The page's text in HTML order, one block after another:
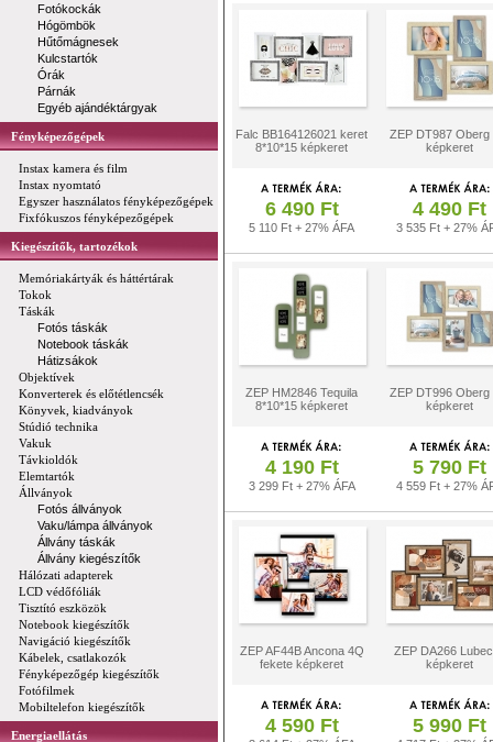
Fotókockák
Hógömbök
Hűtőmágnesek
Kulcstartók
Órák
Párnák
Egyéb ajándéktárgyak
Fényképezőgépek
Instax kamera és film
Instax nyomtató
Egyszer használatos fényképezőgépek
Fixfókuszos fényképezőgépek
Kiegészítők, tartozékok
Memóriakártyák és háttértárak
Tokok
Táskák
Fotós táskák
Notebook táskák
Hátizsákok
Objektívek
Konverterek és előtétlencsék
Könyvek, kiadványok
Stúdió technika
Vakuk
Távkioldók
Elemtartók
Állványok
Fotós állványok
Vaku/lámpa állványok
Állvány táskák
Állvány kiegészítők
Hálózati adapterek
LCD védőfóliák
Tisztító eszközök
Notebook kiegészítők
Navigáció kiegészítők
Kábelek, csatlakozók
Fényképezőgép kiegészítők
Fotófilmek
Mobiltelefon kiegészítők
Energiaellátás
Falc BB164126021 keret
8*10*15 képkeret
ZEP DT987 Oberg
képkeret
6 490 Ft
5 110 Ft + 27% ÁFA
4 490 Ft
3 535 Ft + 27%
ZEP HM2846 Tequila
8*10*15 képkeret
ZEP DT996 Oberg
képkeret
4 190 Ft
3 299 Ft + 27% ÁFA
5 790 Ft
4 559 Ft + 27%
ZEP AF44B Ancona 4Q
fekete képkeret
ZEP DA266
képkeret
4 590 Ft 5 990 Ft